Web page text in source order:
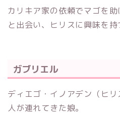
カリキア家の依頼でマゴを
と出会い、ヒリスに興味を持
ガブリエル
ディエゴ・イノアデン（ヒ
人が連れてきた娘。